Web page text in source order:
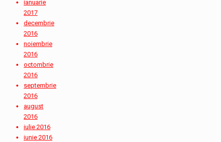
ianuarie
2017
decembrie
2016
noiembrie
2016
octombrie
2016
septembrie
2016
august
2016
iulie 2016
iunie 2016